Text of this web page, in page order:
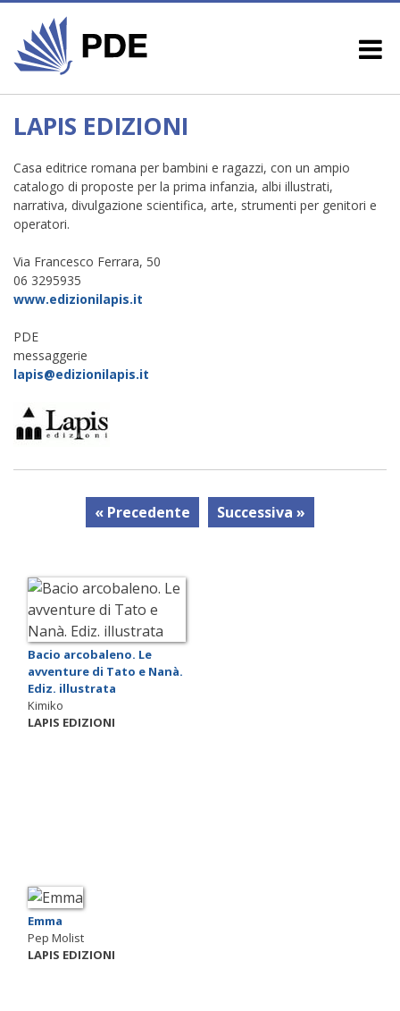
LAPIS EDIZIONI
Casa editrice romana per bambini e ragazzi, con un ampio
catalogo di proposte per la prima infanzia, albi illustrati,
narrativa, divulgazione scientifica, arte, strumenti per genitori e
operatori.
Via Francesco Ferrara, 50
06 3295935
www.edizionilapis.it
PDE
messaggerie
lapis@edizionilapis.it
« Precedente Successiva »
Bacio arcobaleno. Le
avventure di Tato e Nanà.
Ediz. illustrata
Kimiko
LAPIS EDIZIONI
Emma
Pep Molist
LAPIS EDIZIONI